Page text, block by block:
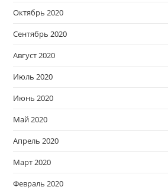
Октябрь 2020
Сентябрь 2020
Август 2020
Июль 2020
Июнь 2020
Май 2020
Апрель 2020
Март 2020
Февраль 2020